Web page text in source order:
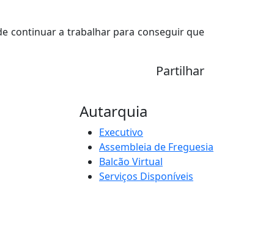
continuar a trabalhar para conseguir que
Partilhar
Autarquia
Executivo
Assembleia de Freguesia
Balcão Virtual
Serviços Disponíveis